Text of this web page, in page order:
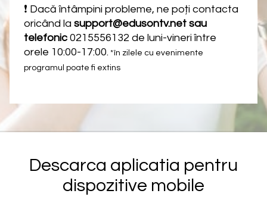
❗ Dacă întâmpini probleme, ne poți contacta
oricând la support@edusontv.net sau
telefonic0215556132 de luni-vineri între
orele 10:00-17:00. *în zilele cu evenimente
programul poate fi extins
Descarca aplicatia pentru
dispozitive mobile